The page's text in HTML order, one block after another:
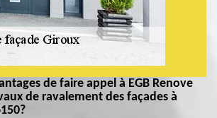
de faire appel à EGB Renove
de ravalement des façades à